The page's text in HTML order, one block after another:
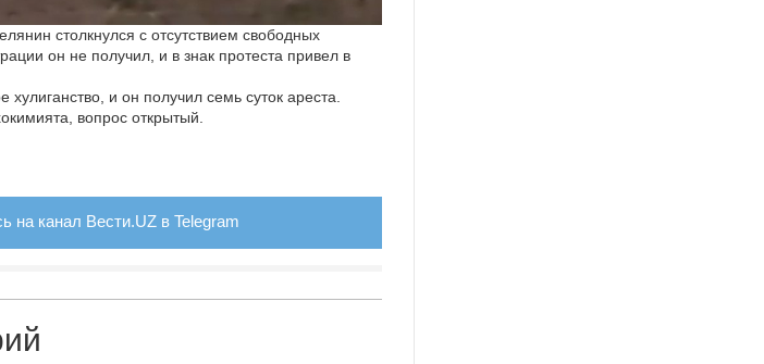
столкнулся с отсутствием свободных
он не получил, и в знак протеста привел в
и он получил семь суток ареста.
вопрос открытый.
на канал Вести.UZ в Telegram